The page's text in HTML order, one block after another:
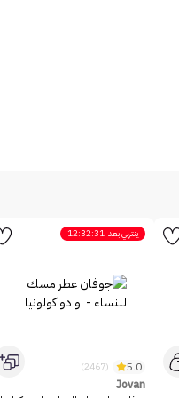
ينتهي بعد 12:32:31
5.0
(2467)
Jovan